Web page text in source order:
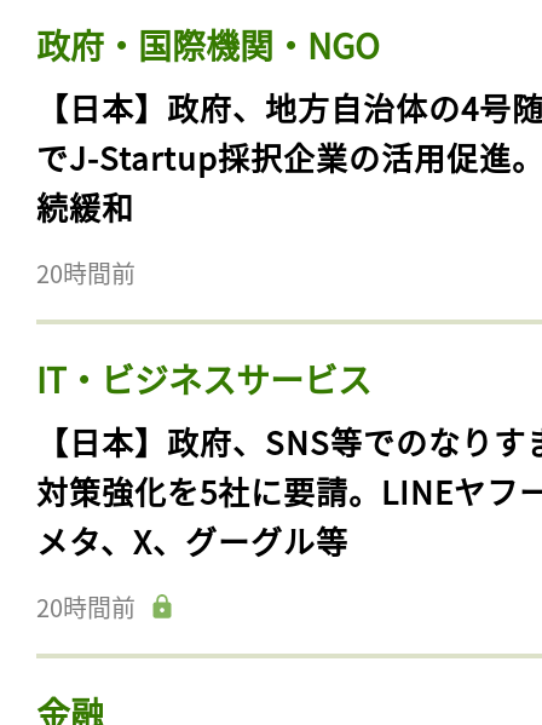
政府・国際機関・NGO
【日本】政府、地方自治体の4号
でJ-Startup採択企業の活用促進
続緩和
20時間前
IT・ビジネスサービス
【日本】政府、SNS等でのなりす
対策強化を5社に要請。LINEヤフ
メタ、X、グーグル等
20時間前
金融